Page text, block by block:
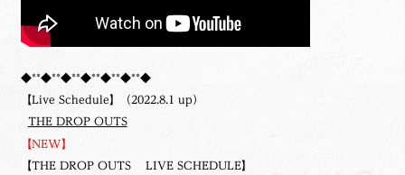
◆**◆**◆**◆**◆**◆**◆
【Live Schedule】（2022.8.1 up）
THE DROP OUTS
【NEW】
【THE DROP OUTS LIVE SCHEDULE】